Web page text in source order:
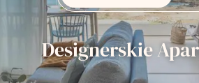
Designerskie